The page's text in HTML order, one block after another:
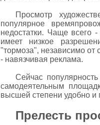
Просмотр
популярное
недостатки. Чаще всего
имеет низкое
"тормоза", независимо от
- навязчивая реклама.
Сейчас
самодеятельным
высшей степени удобно и
Прелесть